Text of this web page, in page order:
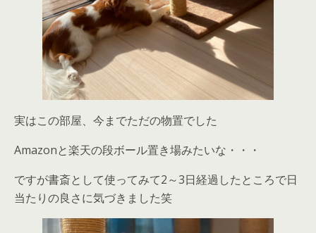
実はこの部屋、今までただの物置でした
Amazonと楽天の段ボール置き場みたいな・・・
ですが書斎として使ってみて2～3日経過したところで日
当たりの良さに気づきました笑